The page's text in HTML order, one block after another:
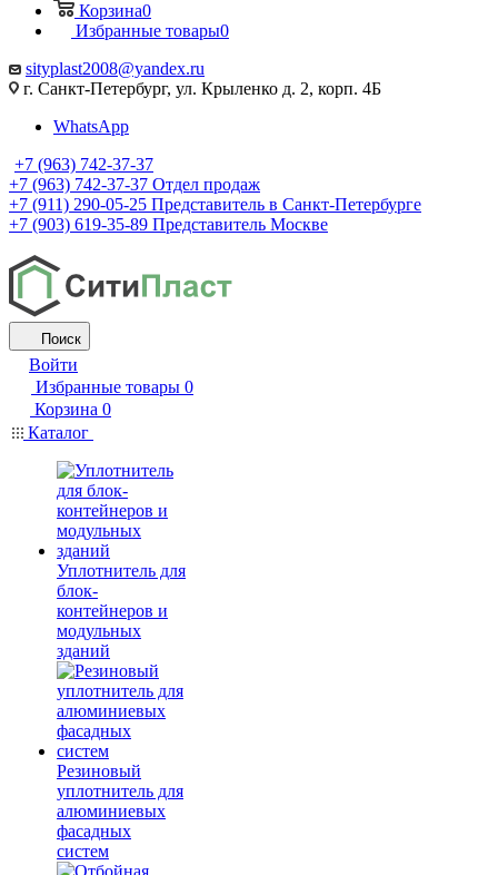
Корзина0
Избранные товары0
sityplast2008@yandex.ru
г. Санкт-Петербург, ул. Крыленко д. 2, корп. 4Б
WhatsApp
+7 (963) 742-37-37
+7 (963) 742-37-37 Отдел продаж
+7 (911) 290-05-25 Представитель в Санкт-Петербурге
+7 (903) 619-35-89 Представитель Москве
Поиск
Войти
Избранные товары 0
Корзина 0
Каталог
Уплотнитель для
блок-
контейнеров и
модульных
зданий
Резиновый
уплотнитель для
алюминиевых
фасадных
систем